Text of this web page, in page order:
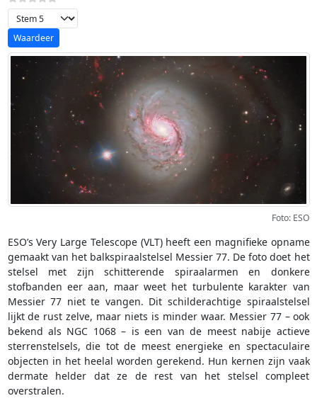
Voeg waardering toe
Foto: ESO
ESO’s Very Large Telescope (VLT) heeft een magnifieke opname
gemaakt van het balkspiraalstelsel Messier 77. De foto doet het
stelsel met zijn schitterende spiraalarmen en donkere
stofbanden eer aan, maar weet het turbulente karakter van
Messier 77 niet te vangen. Dit schilderachtige spiraalstelsel
lijkt de rust zelve, maar niets is minder waar. Messier 77 – ook
bekend als NGC 1068 – is een van de meest nabije actieve
sterrenstelsels, die tot de meest energieke en spectaculaire
objecten in het heelal worden gerekend. Hun kernen zijn vaak
dermate helder dat ze de rest van het stelsel compleet
overstralen.